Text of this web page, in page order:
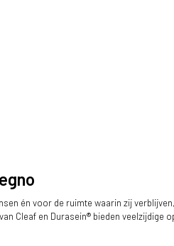
én voor de ruimte waarin zij
Cleaf en Durasein® bieden